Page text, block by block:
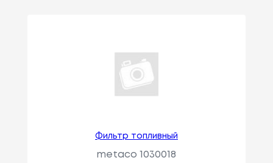
Фильтр топливный
metaco 1030018